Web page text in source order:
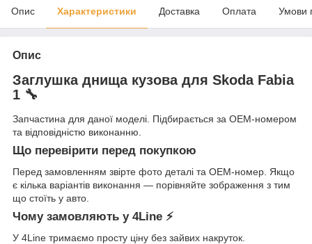
Опис Характеристики Доставка Оплата Умови
Опис
Заглушка днища кузова для Skoda Fabia
1 🔧
Запчастина для даної моделі. Підбирається за OEM-номером
та відповідністю виконанню.
Що перевірити перед покупкою
Перед замовленням звірте фото деталі та OEM-номер. Якщо
є кілька варіантів виконання — порівняйте зображення з тим
що стоїть у авто.
Чому замовляють у 4Line ⚡
У 4Line тримаємо просту ціну без зайвих накруток.